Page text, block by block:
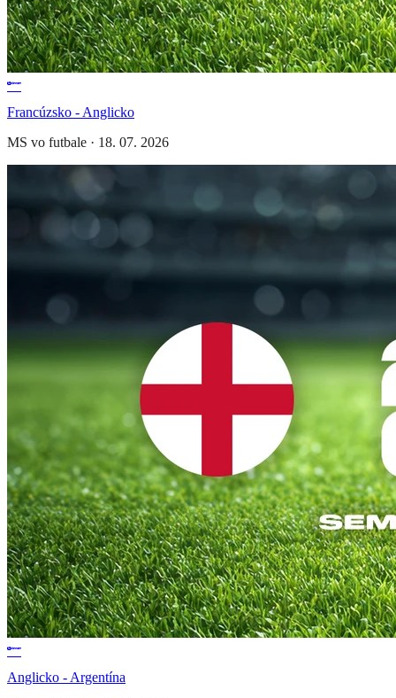
Francúzsko - Anglicko
MS vo futbale · 18. 07. 2026
Anglicko - Argentína